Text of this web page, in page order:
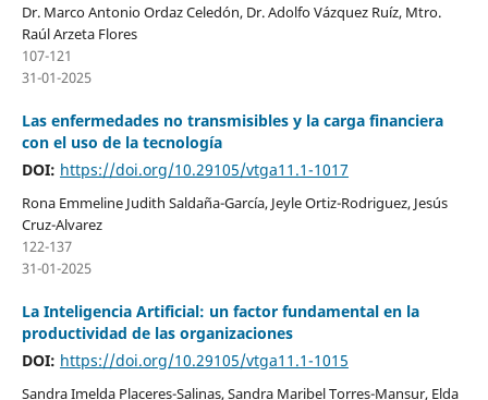
Dr. Marco Antonio Ordaz Celedón, Dr. Adolfo Vázquez Ruíz, Mtro.
Raúl Arzeta Flores
107-121
31-01-2025
Las enfermedades no transmisibles y la carga financiera
con el uso de la tecnología
DOI: https://doi.org/10.29105/vtga11.1-1017
Rona Emmeline Judith Saldaña-García, Jeyle Ortiz-Rodriguez, Jesús
Cruz-Alvarez
122-137
31-01-2025
La Inteligencia Artificial: un factor fundamental en la
productividad de las organizaciones
DOI: https://doi.org/10.29105/vtga11.1-1015
Sandra Imelda Placeres-Salinas, Sandra Maribel Torres-Mansur, Elda